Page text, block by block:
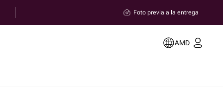
Foto previa a la entrega
AMD